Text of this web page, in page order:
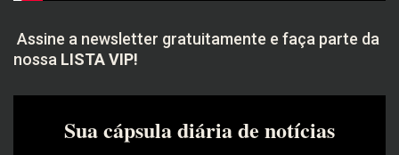
Assine a newsletter gratuitamente e faça parte da
nossa LISTA VIP!
Sua cápsula diária de notícias